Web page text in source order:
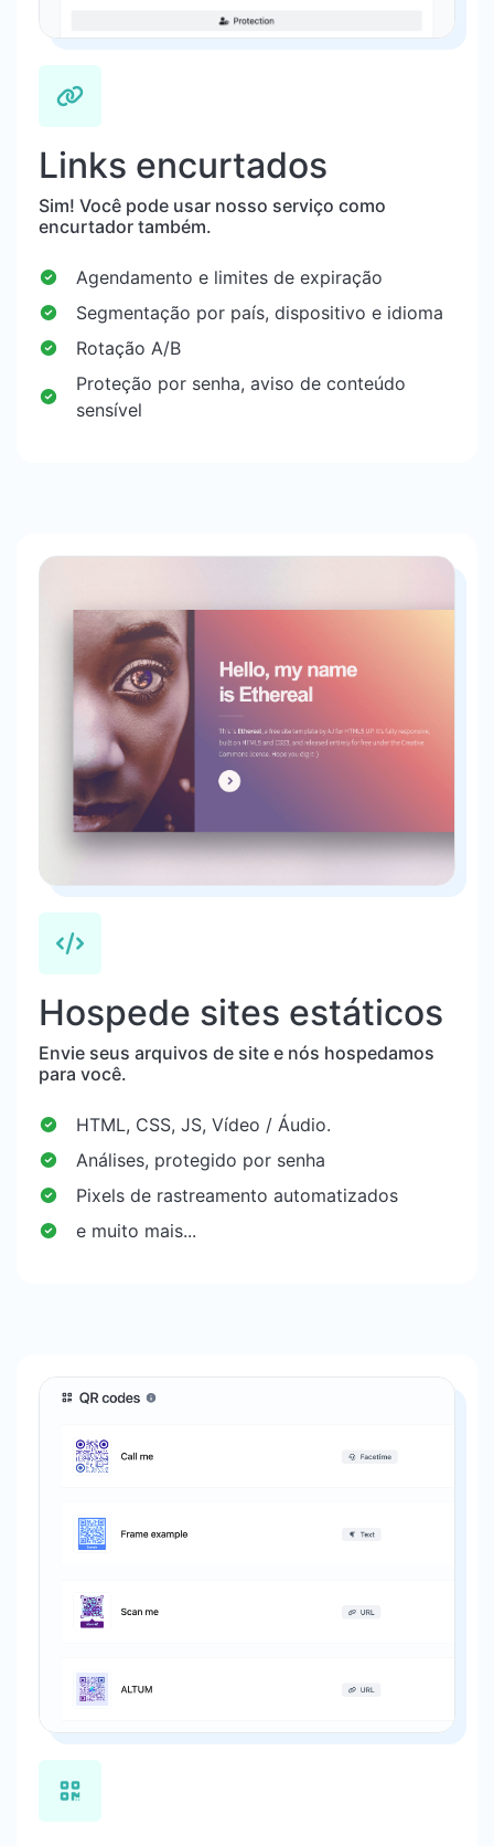
Links encurtados
Sim! Você pode usar nosso serviço como
encurtador também.
Agendamento e limites de expiração
Segmentação por país, dispositivo e idioma
Rotação A/B
Proteção por senha, aviso de conteúdo
sensível
Hospede sites estáticos
Envie seus arquivos de site e nós hospedamos
para você.
HTML, CSS, JS, Vídeo / Áudio.
Análises, protegido por senha
Pixels de rastreamento automatizados
e muito mais...